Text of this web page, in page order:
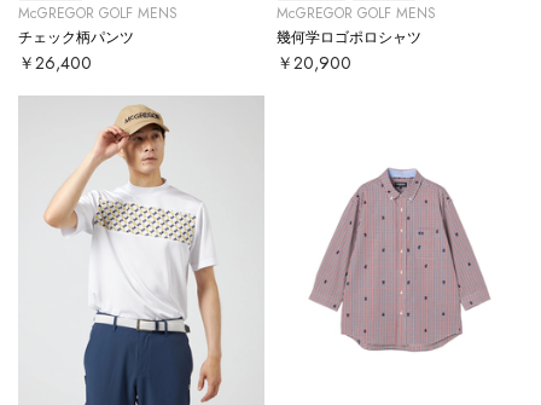
McGREGOR GOLF MENS
チェック柄パンツ
￥26,400
McGREGOR GOLF MENS
幾何学ロゴポロシャツ
￥20,900